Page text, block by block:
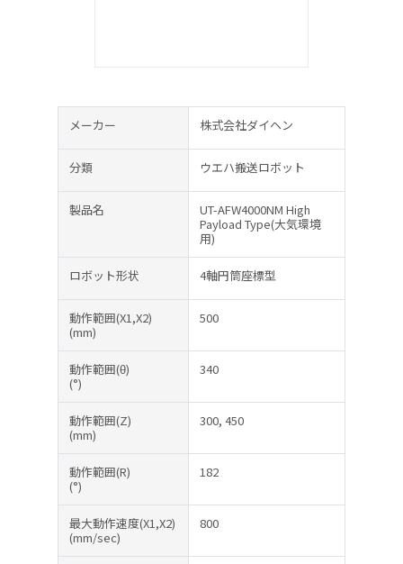
メーカー 株式会社ダイヘン
分類 ウエハ搬送ロボット
製品名
UT-AFW4000NM High
Payload Type(大気環境
用)
ロボット形状 4軸円筒座標型
動作範囲(X1,X2)
(mm)
500
動作範囲(θ)
(°)
340
動作範囲(Z)
(mm)
300, 450
動作範囲(R)
(°)
182
最大動作速度(X1,X2)
(mm/sec)
800